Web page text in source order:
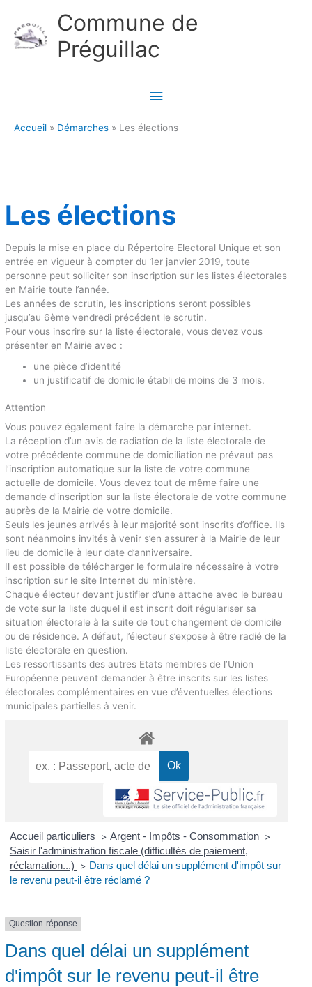
Commune de
Préguillac
Menu
principal
Accueil Démarches Les élections
Les élections
Depuis la mise en place du Répertoire Electoral Unique et son
entrée en vigueur à compter du 1er janvier 2019, toute
personne peut solliciter son inscription sur les listes électorales
en Mairie toute l’année.
Les années de scrutin, les inscriptions seront possibles
jusqu’au 6ème vendredi précédent le scrutin.
Pour vous inscrire sur la liste électorale, vous devez vous
présenter en Mairie avec :
une pièce d’identité
un justificatif de domicile établi de moins de 3 mois.
Attention
Vous pouvez également faire la démarche par internet.
La réception d’un avis de radiation de la liste électorale de
votre précédente commune de domiciliation ne prévaut pas
l’inscription automatique sur la liste de votre commune
actuelle de domicile. Vous devez tout de même faire une
demande d’inscription sur la liste électorale de votre commune
auprès de la Mairie de votre domicile.
Seuls les jeunes arrivés à leur majorité sont inscrits d’office. Ils
sont néanmoins invités à venir s’en assurer à la Mairie de leur
lieu de domicile à leur date d’anniversaire.
Il est possible de télécharger le formulaire nécessaire à votre
inscription sur le site Internet du ministère.
Chaque électeur devant justifier d’une attache avec le bureau
de vote sur la liste duquel il est inscrit doit régulariser sa
situation électorale à la suite de tout changement de domicile
ou de résidence. A défaut, l’électeur s’expose à être radié de la
liste électorale en question.
Les ressortissants des autres Etats membres de l’Union
Européenne peuvent demander à être inscrits sur les listes
électorales complémentaires en vue d’éventuelles élections
municipales partielles à venir.
Accueil particuliers > Argent - Impôts - Consommation >
Saisir l'administration fiscale (difficultés de paiement,
réclamation...)
> Dans quel délai un supplément d'impôt sur
le revenu peut-il être réclamé ?
Question-réponse
Dans quel délai un supplément
d'impôt sur le revenu peut-il être